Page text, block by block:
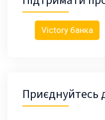
Victory банка
Приєднуйтесь